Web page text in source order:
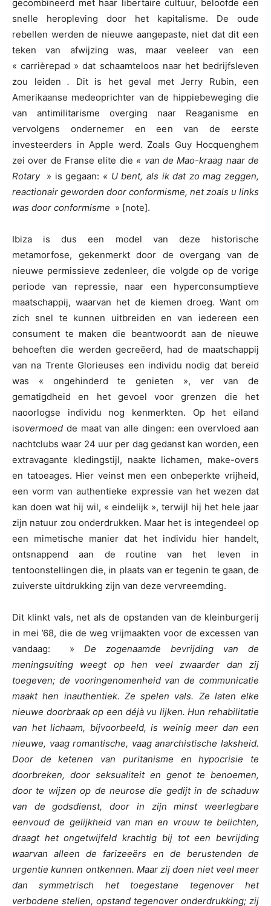
gecombineerd met haar libertaire cultuur, beloofde een
snelle heropleving door het kapitalisme. De oude
rebellen werden de nieuwe aangepaste, niet dat dit een
teken van afwijzing was, maar veeleer van een
« carrièrepad » dat schaamteloos naar het bedrijfsleven
zou leiden . Dit is het geval met Jerry Rubin, een
Amerikaanse medeoprichter van de hippiebeweging die
van antimilitarisme overging naar Reaganisme en
vervolgens ondernemer en een van de eerste
investeerders in Apple werd. Zoals Guy Hocquenghem
zei over de Franse elite die « van de Mao-kraag naar de
Rotary » is gegaan: « U bent, als ik dat zo mag zeggen,
reactionair geworden door conformisme, net zoals u links
was door conformisme » [note].
Ibiza is dus een model van deze historische
metamorfose, gekenmerkt door de overgang van de
nieuwe permissieve zedenleer, die volgde op de vorige
periode van repressie, naar een hyperconsumptieve
maatschappij, waarvan het de kiemen droeg. Want om
zich snel te kunnen uitbreiden en van iedereen een
consument te maken die beantwoordt aan de nieuwe
behoeften die werden gecreëerd, had de maatschappij
van na Trente Glorieuses een individu nodig dat bereid
was « ongehinderd te genieten », ver van de
gematigdheid en het gevoel voor grenzen die het
naoorlogse individu nog kenmerkten. Op het eiland
isovermoed de maat van alle dingen: een overvloed aan
nachtclubs waar 24 uur per dag gedanst kan worden, een
extravagante kledingstijl, naakte lichamen, make-overs
en tatoeages. Hier veinst men een onbeperkte vrijheid,
een vorm van authentieke expressie van het wezen dat
kan doen wat hij wil, « eindelijk », terwijl hij het hele jaar
zijn natuur zou onderdrukken. Maar het is integendeel op
een mimetische manier dat het individu hier handelt,
ontsnappend aan de routine van het leven in
tentoonstellingen die, in plaats van er tegenin te gaan, de
zuiverste uitdrukking zijn van deze vervreemding.
Dit klinkt vals, net als de opstanden van de kleinburgerij
in mei ’68, die de weg vrijmaakten voor de excessen van
vandaag: » De zogenaamde bevrijding van de
meningsuiting weegt op hen veel zwaarder dan zij
toegeven; de vooringenomenheid van de communicatie
maakt hen inauthentiek. Ze spelen vals. Ze laten elke
nieuwe doorbraak op een déjà vu lijken. Hun rehabilitatie
van het lichaam, bijvoorbeeld, is weinig meer dan een
nieuwe, vaag romantische, vaag anarchistische laksheid.
Door de ketenen van puritanisme en hypocrisie te
doorbreken, door seksualiteit en genot te benoemen,
door te wijzen op de neurose die gedijt in de schaduw
van de godsdienst, door in zijn minst weerlegbare
eenvoud de gelijkheid van man en vrouw te belichten,
draagt het ongetwijfeld krachtig bij tot een bevrijding
waarvan alleen de farizeeërs en de berustenden de
urgentie kunnen ontkennen. Maar zij doen niet veel meer
dan symmetrisch het toegestane tegenover het
verbodene stellen, opstand tegenover onderdrukking; zij